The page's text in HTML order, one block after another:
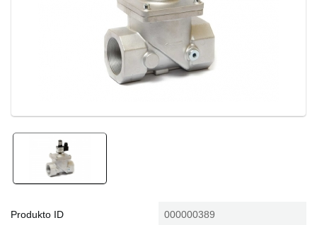
Produkto ID 000000389